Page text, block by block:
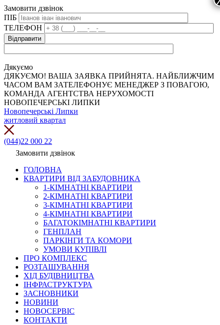
Замовити дзвінок
ПІБ
ТЕЛЕФОН
Дякуємо
ДЯКУЄМО! ВАША ЗАЯВКА ПРИЙНЯТА. НАЙБЛИЖЧИМ
ЧАСОМ ВАМ ЗАТЕЛЕФОНУЄ МЕНЕДЖЕР З ПОВАГОЮ,
КОМАНДА АГЕНТСТВА НЕРУХОМОСТІ
НОВОПЕЧЕРСЬКІ ЛИПКИ
Новопечерські Липки
житловий квартал
(044)22 000 22
Замовити дзвінок
ГОЛОВНА
КВАРТИРИ ВІД ЗАБУДОВНИКА
1-КІМНАТНІ КВАРТИРИ
2-КІМНАТНІ КВАРТИРИ
3-КІМНАТНІ КВАРТИРИ
4-КІМНАТНІ КВАРТИРИ
БАГАТОКІМНАТНІ КВАРТИРИ
ГЕНПЛАН
ПАРКІНГИ ТА КОМОРИ
УМОВИ КУПІВЛІ
ПРО КОМПЛЕКС
РОЗТАШУВАННЯ
ХІД БУДІВНИЦТВА
ІНФРАСТРУКТУРА
ЗАСНОВНИКИ
НОВИНИ
НОВОСЕРВІС
КОНТАКТИ